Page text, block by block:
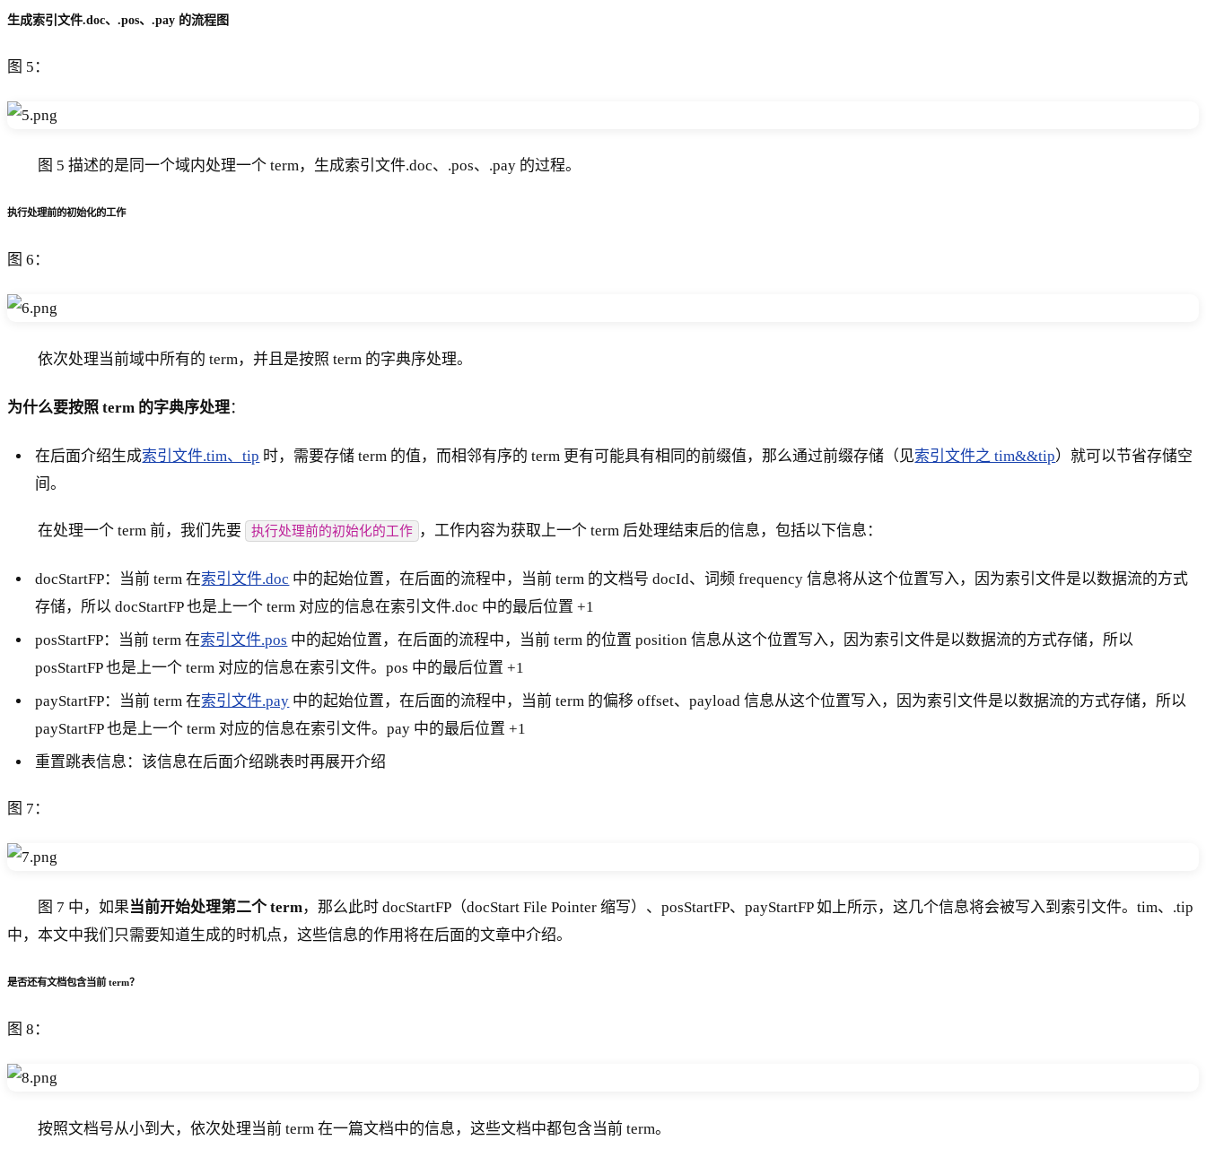
生成索引文件.doc、.pos、.pay 的流程图
图 5：
图 5 描述的是同一个域内处理一个 term，生成索引文件.doc、.pos、.pay 的过程。
执行处理前的初始化的工作
图 6：
依次处理当前域中所有的 term，并且是按照 term 的字典序处理。
为什么要按照 term 的字典序处理：
在后面介绍生成索引文件.tim、tip 时，需要存储 term 的值，而相邻有序的 term 更有可能具有相同的前缀值，那么通过前缀存储（见索引文件之 tim&&tip）就可以节省存储空
间。
在处理一个 term 前，我们先要 执行处理前的初始化的工作 ，工作内容为获取上一个 term 后处理结束后的信息，包括以下信息：
docStartFP：当前 term 在索引文件.doc 中的起始位置，在后面的流程中，当前 term 的文档号 docId、词频 frequency 信息将从这个位置写入，因为索引文件是以数据流的方式
存储，所以 docStartFP 也是上一个 term 对应的信息在索引文件.doc 中的最后位置 +1
posStartFP：当前 term 在索引文件.pos 中的起始位置，在后面的流程中，当前 term 的位置 position 信息从这个位置写入，因为索引文件是以数据流的方式存储，所以
posStartFP 也是上一个 term 对应的信息在索引文件。pos 中的最后位置 +1
payStartFP：当前 term 在索引文件.pay 中的起始位置，在后面的流程中，当前 term 的偏移 offset、payload 信息从这个位置写入，因为索引文件是以数据流的方式存储，所以
payStartFP 也是上一个 term 对应的信息在索引文件。pay 中的最后位置 +1
重置跳表信息：该信息在后面介绍跳表时再展开介绍
图 7：
图 7 中，如果当前开始处理第二个 term，那么此时 docStartFP（docStart File Pointer 缩写）、posStartFP、payStartFP 如上所示，这几个信息将会被写入到索引文件。tim、.tip
中，本文中我们只需要知道生成的时机点，这些信息的作用将在后面的文章中介绍。
是否还有文档包含当前 term？
图 8：
按照文档号从小到大，依次处理当前 term 在一篇文档中的信息，这些文档中都包含当前 term。